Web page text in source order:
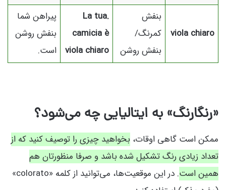
viola chiaro
بنفش
کمرنگ/
بنفش روشن
.La tua
camicia è
viola chiaro
پیراهن شما
بنفش روشن
است.
«رنگارنگ» به ایتالیایی چه می‌شود؟
ممکن است گاهی اوقات، بخواهید چیزی را توصیف کنید که از
تعداد زیادی رنگ تشکیل شده باشد و صرفا منظورتان هم
همین است
. در این موقعیت‌ها، می‌توانید از کلمه «colorato»